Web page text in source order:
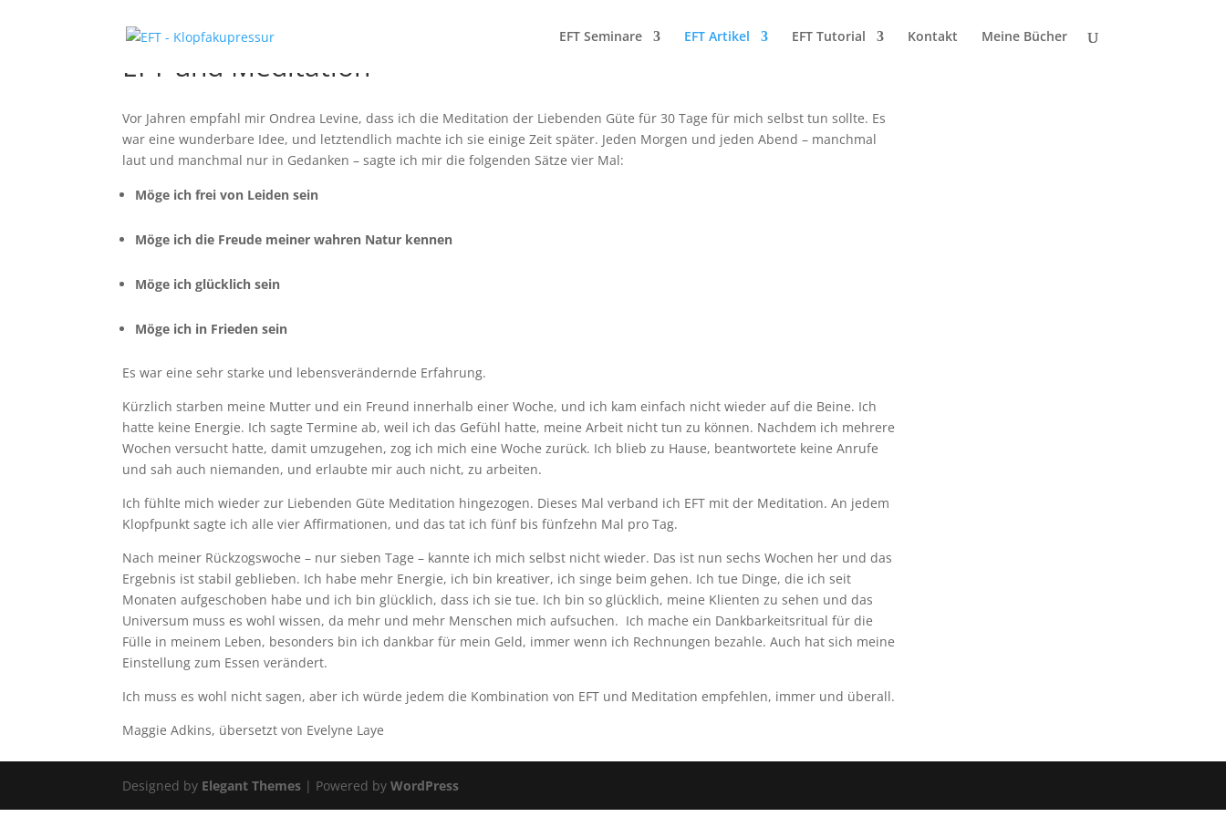
EFT Seminare EFT Artikel EFT Tutorial Kontakt Meine Bücher
EFT und Meditation
Vor Jahren empfahl mir Ondrea Levine, dass ich die Meditation der Liebenden Güte für 30 Tage für mich selbst tun sollte. Es
war eine wunderbare Idee, und letztendlich machte ich sie einige Zeit später. Jeden Morgen und jeden Abend – manchmal
laut und manchmal nur in Gedanken – sagte ich mir die folgenden Sätze vier Mal:
Möge ich frei von Leiden sein
Möge ich die Freude meiner wahren Natur kennen
Möge ich glücklich sein
Möge ich in Frieden sein
Es war eine sehr starke und lebensverändernde Erfahrung.
Kürzlich starben meine Mutter und ein Freund innerhalb einer Woche, und ich kam einfach nicht wieder auf die Beine. Ich
hatte keine Energie. Ich sagte Termine ab, weil ich das Gefühl hatte, meine Arbeit nicht tun zu können. Nachdem ich mehrere
Wochen versucht hatte, damit umzugehen, zog ich mich eine Woche zurück. Ich blieb zu Hause, beantwortete keine Anrufe
und sah auch niemanden, und erlaubte mir auch nicht, zu arbeiten.
Ich fühlte mich wieder zur Liebenden Güte Meditation hingezogen. Dieses Mal verband ich EFT mit der Meditation. An jedem
Klopfpunkt sagte ich alle vier Affirmationen, und das tat ich fünf bis fünfzehn Mal pro Tag.
Nach meiner Rückzogswoche – nur sieben Tage – kannte ich mich selbst nicht wieder. Das ist nun sechs Wochen her und das
Ergebnis ist stabil geblieben. Ich habe mehr Energie, ich bin kreativer, ich singe beim gehen. Ich tue Dinge, die ich seit
Monaten aufgeschoben habe und ich bin glücklich, dass ich sie tue. Ich bin so glücklich, meine Klienten zu sehen und das
Universum muss es wohl wissen, da mehr und mehr Menschen mich aufsuchen. Ich mache ein Dankbarkeitsritual für die
Fülle in meinem Leben, besonders bin ich dankbar für mein Geld, immer wenn ich Rechnungen bezahle. Auch hat sich meine
Einstellung zum Essen verändert.
Ich muss es wohl nicht sagen, aber ich würde jedem die Kombination von EFT und Meditation empfehlen, immer und überall.
Maggie Adkins, übersetzt von Evelyne Laye
Designed by Elegant Themes | Powered byWordPress